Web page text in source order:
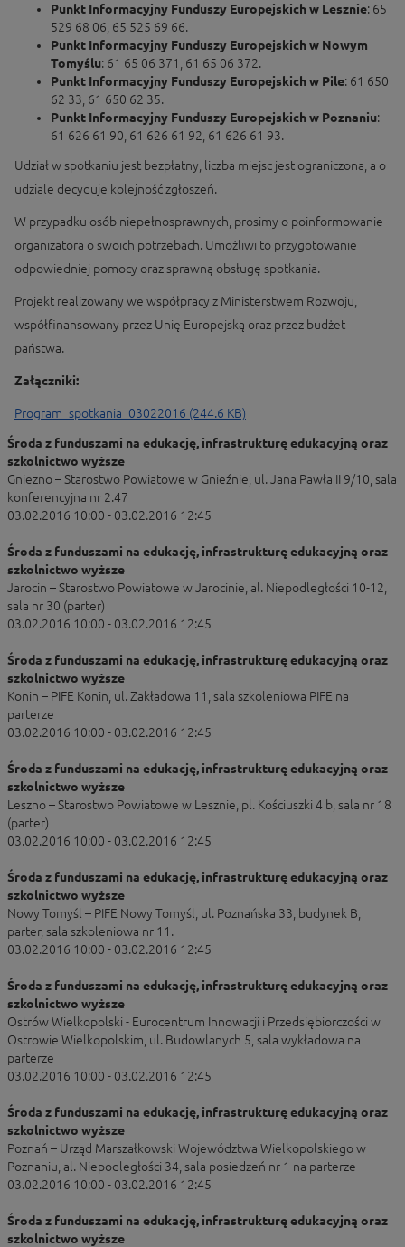
Punkt Informacyjny Funduszy Europejskich w Lesznie: 65
529 68 06, 65 525 69 66.
Punkt Informacyjny Funduszy Europejskich w Nowym
Tomyślu: 61 65 06 371, 61 65 06 372.
Punkt Informacyjny Funduszy Europejskich w Pile: 61 650
62 33, 61 650 62 35.
Punkt Informacyjny Funduszy Europejskich w Poznaniu:
61 626 61 90, 61 626 61 92, 61 626 61 93.
Udział w spotkaniu jest bezpłatny, liczba miejsc jest ograniczona, a o
udziale decyduje kolejność zgłoszeń.
W przypadku osób niepełnosprawnych, prosimy o poinformowanie
organizatora o swoich potrzebach. Umożliwi to przygotowanie
odpowiedniej pomocy oraz sprawną obsługę spotkania.
Projekt realizowany we współpracy z Ministerstwem Rozwoju,
współfinansowany przez Unię Europejską oraz przez budżet
państwa.
Załączniki:
Program_spotkania_03022016 (244.6 KB)
Środa z funduszami na edukację, infrastrukturę edukacyjną oraz
szkolnictwo wyższe
Gniezno – Starostwo Powiatowe w Gnieźnie, ul. Jana Pawła II 9/10, sala
konferencyjna nr 2.47
03.02.2016 10:00 - 03.02.2016 12:45
Środa z funduszami na edukację, infrastrukturę edukacyjną oraz
szkolnictwo wyższe
Jarocin – Starostwo Powiatowe w Jarocinie, al. Niepodległości 10-12,
sala nr 30 (parter)
03.02.2016 10:00 - 03.02.2016 12:45
Środa z funduszami na edukację, infrastrukturę edukacyjną oraz
szkolnictwo wyższe
Konin – PIFE Konin, ul. Zakładowa 11, sala szkoleniowa PIFE na
parterze
03.02.2016 10:00 - 03.02.2016 12:45
Środa z funduszami na edukację, infrastrukturę edukacyjną oraz
szkolnictwo wyższe
Leszno – Starostwo Powiatowe w Lesznie, pl. Kościuszki 4 b, sala nr 18
(parter)
03.02.2016 10:00 - 03.02.2016 12:45
Środa z funduszami na edukację, infrastrukturę edukacyjną oraz
szkolnictwo wyższe
Nowy Tomyśl – PIFE Nowy Tomyśl, ul. Poznańska 33, budynek B,
parter, sala szkoleniowa nr 11.
03.02.2016 10:00 - 03.02.2016 12:45
Środa z funduszami na edukację, infrastrukturę edukacyjną oraz
szkolnictwo wyższe
Ostrów Wielkopolski - Eurocentrum Innowacji i Przedsiębiorczości w
Ostrowie Wielkopolskim, ul. Budowlanych 5, sala wykładowa na
parterze
03.02.2016 10:00 - 03.02.2016 12:45
Środa z funduszami na edukację, infrastrukturę edukacyjną oraz
szkolnictwo wyższe
Poznań – Urząd Marszałkowski Województwa Wielkopolskiego w
Poznaniu, al. Niepodległości 34, sala posiedzeń nr 1 na parterze
03.02.2016 10:00 - 03.02.2016 12:45
Środa z funduszami na edukację, infrastrukturę edukacyjną oraz
szkolnictwo wyższe